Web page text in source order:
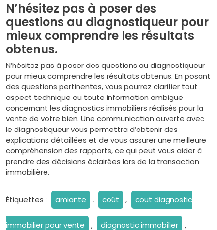
N’hésitez pas à poser des
questions au diagnostiqueur pour
mieux comprendre les résultats
obtenus.
N’hésitez pas à poser des questions au diagnostiqueur
pour mieux comprendre les résultats obtenus. En posant
des questions pertinentes, vous pourrez clarifier tout
aspect technique ou toute information ambiguë
concernant les diagnostics immobiliers réalisés pour la
vente de votre bien. Une communication ouverte avec
le diagnostiqueur vous permettra d’obtenir des
explications détaillées et de vous assurer une meilleure
compréhension des rapports, ce qui peut vous aider à
prendre des décisions éclairées lors de la transaction
immobilière.
Étiquettes : amiante , coût , cout diagnostic
immobilier pour vente , diagnostic immobilier ,